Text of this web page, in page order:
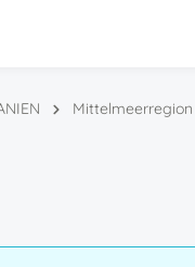
Mittelmeerregion